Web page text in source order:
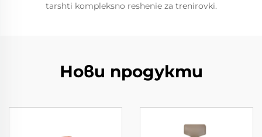
tarshti kompleksno reshenie za trenirovki.
Нови продукти